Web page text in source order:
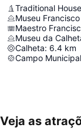
Traditional House
Museu
Maestro
Museu da
Calheta: 6.4 km
Campo
Veja as